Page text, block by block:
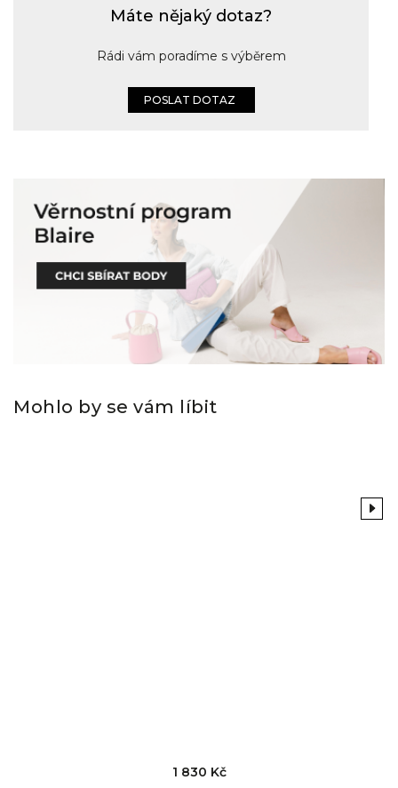
Máte nějaký dotaz?
Rádi vám poradíme s výběrem
POSLAT DOTAZ
Mohlo by se vám líbit
Previous
1 830 Kč
Next